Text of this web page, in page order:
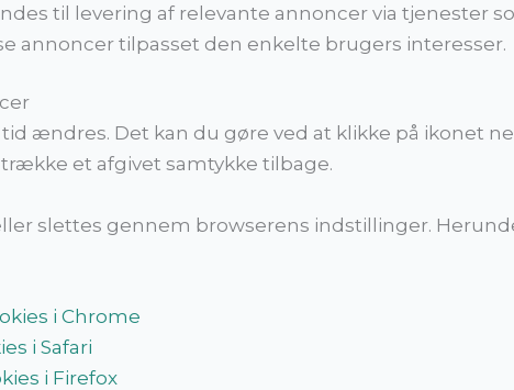
til levering af relevante annoncer via tjenester
annoncer tilpasset den enkelte brugers interesser.
ændres. Det kan du gøre ved at klikke på ikonet
et afgivet samtykke tilbage.
slettes gennem browserens indstillinger.
i Chrome
i Safari
i Firefox